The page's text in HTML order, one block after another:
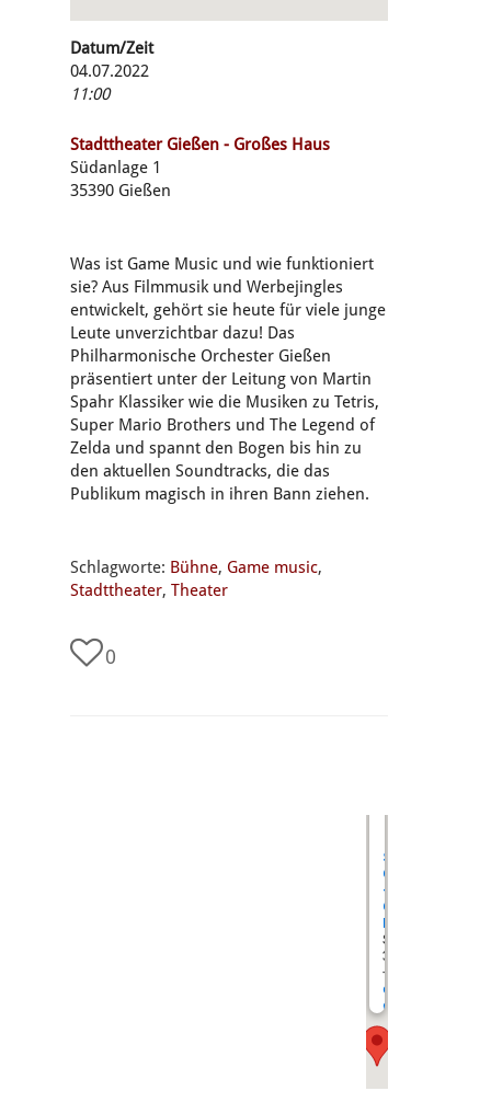
Datum/Zeit
04.07.2022
11:00
Stadttheater Gießen - Großes Haus
Südanlage 1
35390 Gießen
Was ist Game Music und wie funktioniert
sie? Aus Filmmusik und Werbejingles
entwickelt, gehört sie heute für viele junge
Leute unverzichtbar dazu! Das
Philharmonische Orchester Gießen
präsentiert unter der Leitung von Martin
Spahr Klassiker wie die Musiken zu Tetris,
Super Mario Brothers und The Legend of
Zelda und spannt den Bogen bis hin zu
den aktuellen Soundtracks, die das
Publikum magisch in ihren Bann ziehen.
Schlagworte: Bühne, Game music,
Stadttheater, Theater
0
Stadttheater
Gießen
-
Großes
Haus
Südanlage 1
35390 Gießen
+49 (0) 641 - 79
giessen.de